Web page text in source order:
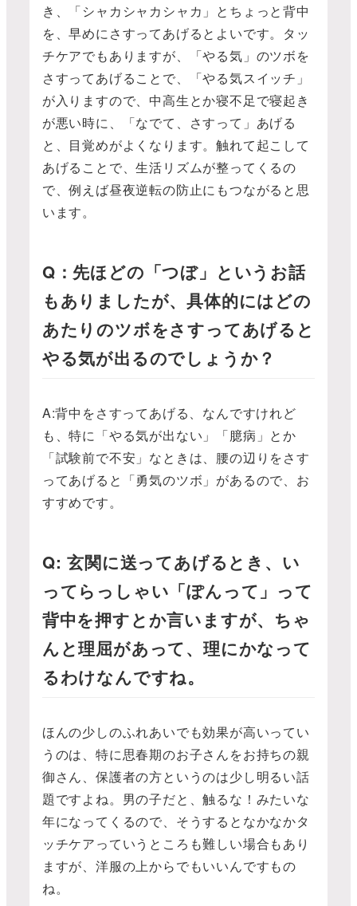
き、「シャカシャカシャカ」とちょっと背中
を、早めにさすってあげるとよいです。タッ
チケアでもありますが、「やる気」のツボを
さすってあげることで、「やる気スイッチ」
が入りますので、中高生とか寝不足で寝起き
が悪い時に、「なでて、さすって」あげる
と、目覚めがよくなります。触れて起こして
あげることで、生活リズムが整ってくるの
で、例えば昼夜逆転の防止にもつながると思
います。
Q：先ほどの「つぼ」というお話
もありましたが、具体的にはどの
あたりのツボをさすってあげると
やる気が出るのでしょうか？
A:背中をさすってあげる、なんですけれど
も、特に「やる気が出ない」「臆病」とか
「試験前で不安」なときは、腰の辺りをさす
ってあげると「勇気のツボ」があるので、お
すすめです。
Q: 玄関に送ってあげるとき、い
ってらっしゃい「ぽんって」って
背中を押すとか言いますが、ちゃ
んと理屈があって、理にかなって
るわけなんですね。
ほんの少しのふれあいでも効果が高いってい
うのは、特に思春期のお子さんをお持ちの親
御さん、保護者の方というのは少し明るい話
題ですよね。男の子だと、触るな！みたいな
年になってくるので、そうするとなかなかタ
ッチケアっていうところも難しい場合もあり
ますが、洋服の上からでもいいんですもの
ね。